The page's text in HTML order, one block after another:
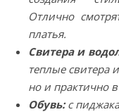
Отлично
платья.
Свитера и
теплые свитера
но и практично
Обувь:с